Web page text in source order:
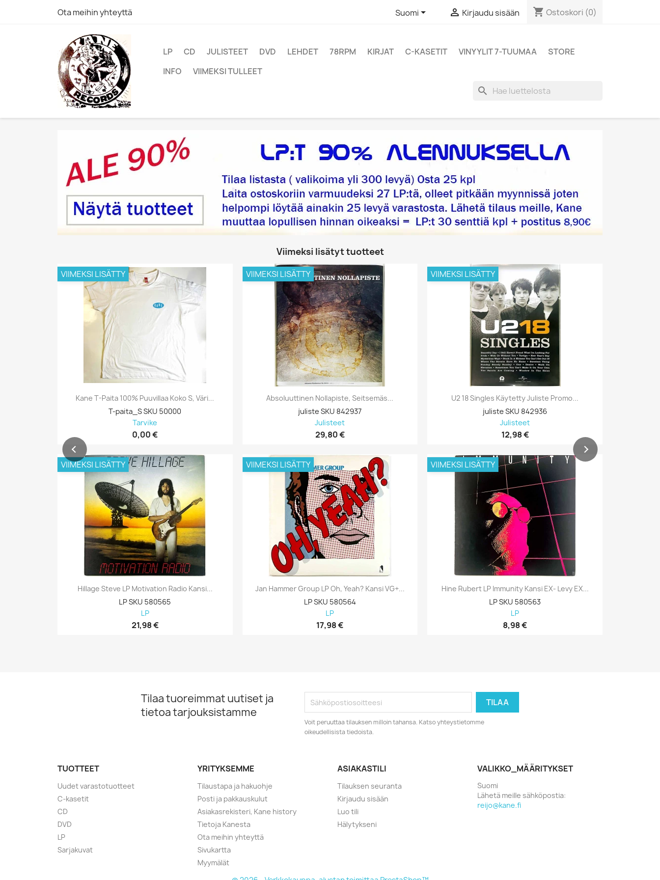
Ota meihin yhteyttä Suomi  Kirjaudu sisään shopping_cart Ostoskori (0)
LP CD JULISTEET DVD LEHDET 78RPM KIRJAT C-KASETIT VINYYLIT 7-TUUMAA
STORE
INFO
VIIMEKSI TULLEET
search
Viimeksi lisätyt tuotteet
Kane T-Paita 100% Puuvillaa Koko S, Väri...
T-paita_S SKU 50000
Tarvike
0,00 €
VIIMEKSI LISÄTTY
Hillage Steve LP Motivation Radio Kansi...
LP SKU 580565
LP
21,98 €
VIIMEKSI LISÄTTY
Absoluuttinen Nollapiste, Seitsemäs...
juliste SKU 842937
Julisteet
29,80 €
VIIMEKSI LISÄTTY
Jan Hammer Group LP Oh, Yeah? Kansi VG+...
LP SKU 580564
LP
17,98 €
VIIMEKSI LISÄTTY
U2 18 Singles Käytetty Juliste Promo...
juliste SKU 842936
Julisteet
12,98 €
VIIMEKSI LISÄTTY
Hine Rubert LP Immunity Kansi EX- Levy EX...
LP SKU 580563
LP
8,98 €
VIIMEKSI LISÄTTY
Tilaa tuoreimmat uutiset ja
tietoa tarjouksistamme
Voit peruuttaa tilauksen milloin tahansa. Katso yhteystietomme
oikeudellisista tiedoista.
TUOTTEET
Uudet varastotuotteet
C-kasetit
CD
DVD
LP
Sarjakuvat
YRITYKSEMME
Tilaustapa ja hakuohje
Posti ja pakkauskulut
Asiakasrekisteri, Kane history
Tietoja Kanesta
Ota meihin yhteyttä
Sivukartta
Myymälät
ASIAKASTILI
Tilauksen seuranta
Kirjaudu sisään
Luo tili
Hälytykseni
VALIKKO_MÄÄRITYKSET
Suomi
Lähetä meille sähköpostia:
reijo@kane.fi